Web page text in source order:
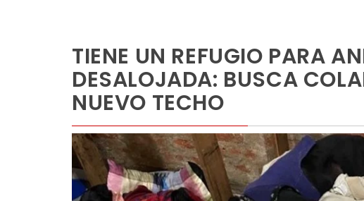
TIENE UN REFUGIO PARA
DESALOJADA: BUSCA
NUEVO TECHO